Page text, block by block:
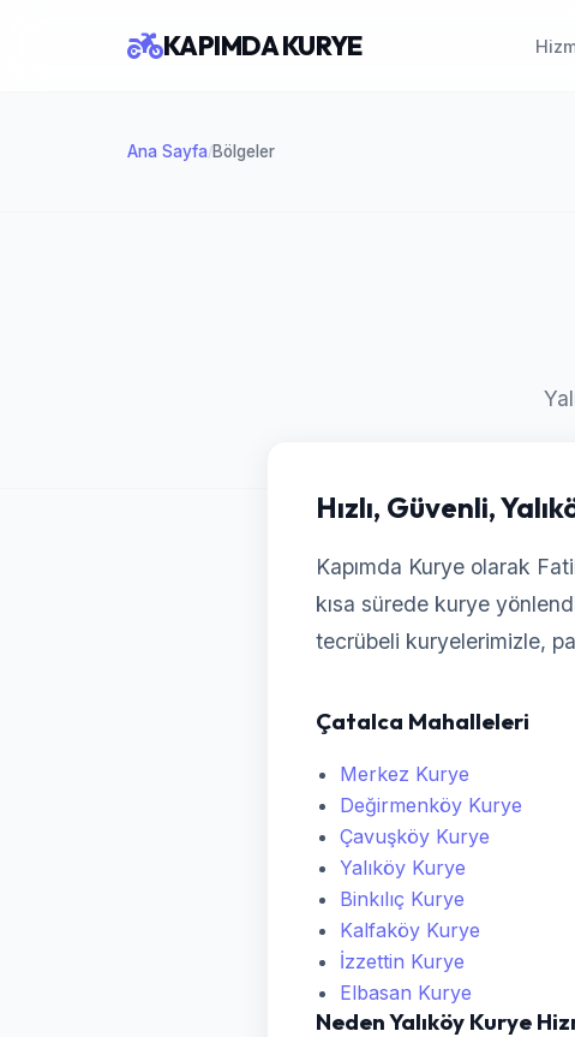
Ana Sayfa/Bölgeler
KAPIMDA KURYE
Hızlı, Güvenli,
Kapımda Kurye olarak
kısa sürede kurye
tecrübeli kuryelerimizle,
Çatalca Mahalleleri
Merkez Kurye
Değirmenköy Kurye
Çavuşköy Kurye
Yalıköy Kurye
Binkılıç Kurye
Kalfaköy Kurye
İzzettin Kurye
Elbasan Kurye
Neden Yalıköy Kurye